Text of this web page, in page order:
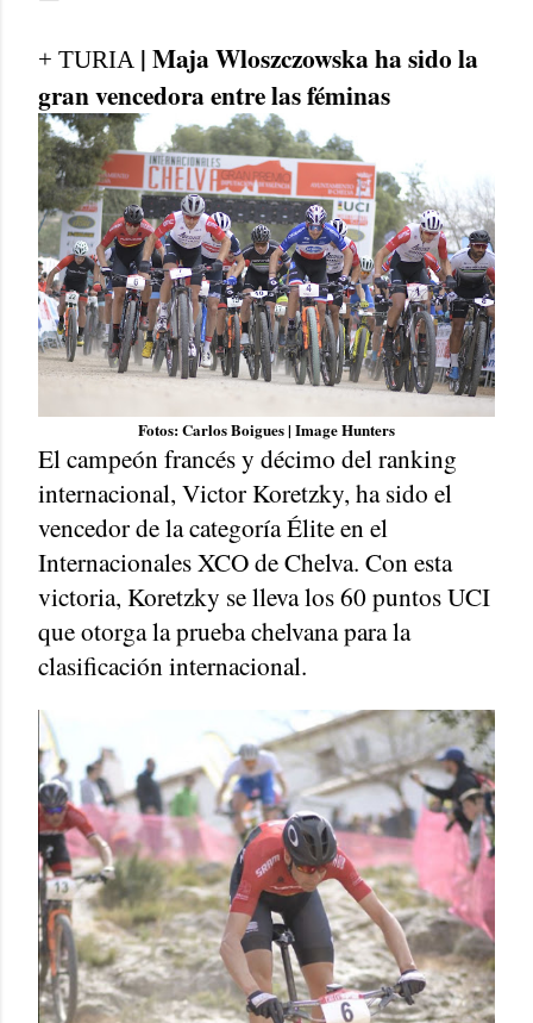
+ TURIA | Maja Wloszczowska ha sido la
gran vencedora entre las féminas
Fotos: Carlos Boigues | Image Hunters
El campeón francés y décimo del ranking
internacional, Victor Koretzky, ha sido el
vencedor de la categoría Élite en el
Internacionales XCO de Chelva. Con esta
victoria, Koretzky se lleva los 60 puntos UCI
que otorga la prueba chelvana para la
clasificación internacional.